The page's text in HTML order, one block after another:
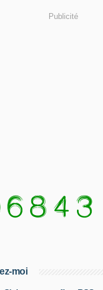
Publicité
moi